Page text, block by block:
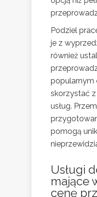
Podziel
je z
również
popularnym
skorzystać
usług.
pomogą
Usługi
mające
cenę